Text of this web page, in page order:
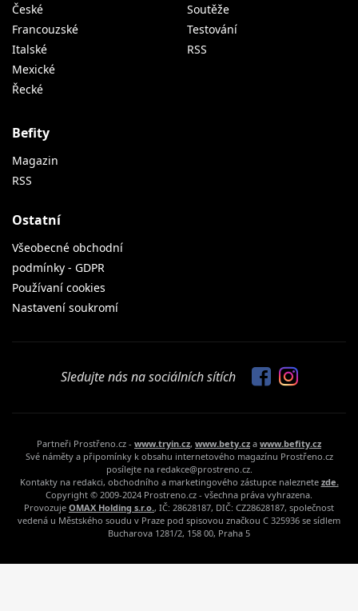
České
Francouzské
Italské
Mexické
Řecké
Soutěže
Testování
RSS
Befity
Magazin
RSS
Ostatní
Všeobecné obchodní
podmínky - GDPR
Používaní cookies
Nastavení soukromí
Sledujte nás na sociálních sítích
Partneři Prostřeno.cz - www.tryin.cz, www.bety.cz a www.befity.cz
Své náměty a připomínky k obsahu internetového magazínu Prostřeno.cz
posílejte na redakce@prostreno.cz.
Kontakty na redakci, obchodního a marketingového zástupce naleznete zde.
Copyright © 2009-2024 Prostreno.cz - všechna práva vyhrazena.
Provozuje OMAX Holding s.r.o., IČ: 28628187, DIČ: CZ28628187, společnost
vedená u Městského soudu v Praze pod spisovou značkou C 325936 se sídlem
Bucharova 1281/2, 158 00, Praha 5